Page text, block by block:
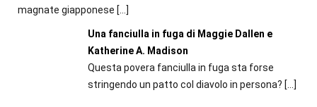
magnate giapponese […]
Una fanciulla in fuga di Maggie Dallen e
Katherine A. Madison
Questa povera fanciulla in fuga sta forse
stringendo un patto col diavolo in persona? […]